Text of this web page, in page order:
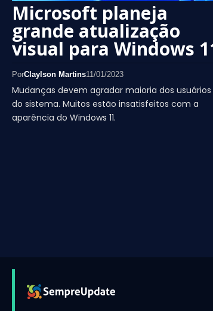
Microsoft planeja
grande atualização
visual para Windows
PorClaylson Martins11/01/2023
Mudanças devem agradar maioria dos usuários
do sistema. Muitos estão insatisfeitos com a
aparência do Windows 11.